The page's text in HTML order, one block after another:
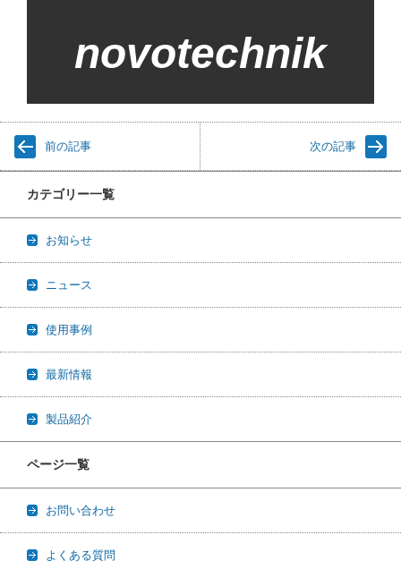
novotechnik
前の記事 次の記事
カテゴリー一覧
お知らせ
ニュース
使用事例
最新情報
製品紹介
ページ一覧
お問い合わせ
よくある質問